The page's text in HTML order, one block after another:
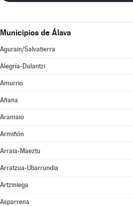
Municipios de Álava
Agurain/Salvatierra
Alegría-Dulantzi
Amurrio
Añana
Aramaio
Armiñón
Arraia-Maeztu
Arratzua-Ubarrundia
Artziniega
Asparrena